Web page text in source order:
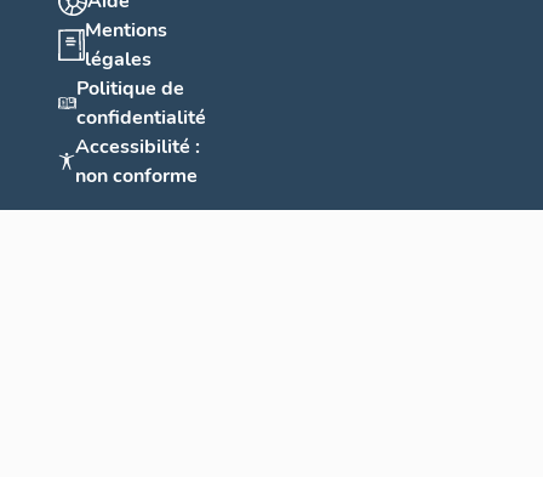
Mentions
légales
Politique de
confidentialité
Accessibilité :
non conforme